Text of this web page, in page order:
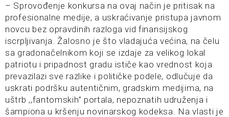
– Sprovođenje konkursa na ovaj način je pritisak na
profesionalne medije, a uskraćivanje pristupa javnom
novcu bez opravdinih razloga vid finansijskog
iscrpljivanja. Žalosno je što vladajuća većina, na čelu
sa gradonačelnikom koji se izdaje za velikog lokal
patriotu i pripadnost gradu ističe kao vrednost koja
prevazilazi sve razlike i političke podele, odlučuje da
uskrati podršku autentičnim, gradskim medijima, na
uštrb ,,fantomskih” portala, nepoznatih udruženja i
šampiona u kršenju novinarskog kodeksa. Na vlasti je